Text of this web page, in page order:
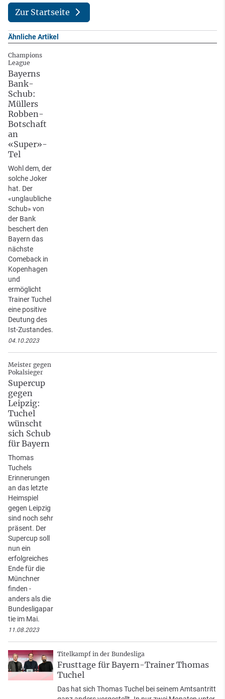
Zur Startseite
Ähnliche Artikel
Champions
League
Bayerns
Bank-
Schub:
Müllers
Robben-
Botschaft
an
«Super»-
Tel
Wohl dem, der
solche Joker
hat. Der
«unglaubliche
Schub» von
der Bank
beschert den
Bayern das
nächste
Comeback in
Kopenhagen
und
ermöglicht
Trainer Tuchel
eine positive
Deutung des
Ist-Zustandes.
04.10.2023
Meister gegen
Pokalsieger
Supercup
gegen
Leipzig:
Tuchel
wünscht
sich Schub
für Bayern
Thomas
Tuchels
Erinnerungen
an das letzte
Heimspiel
gegen Leipzig
sind noch sehr
präsent. Der
Supercup soll
nun ein
erfolgreiches
Ende für die
Münchner
finden -
anders als die
Bundesligapar
tie im Mai.
11.08.2023
Titelkampf in der Bundesliga
Frusttage für Bayern-Trainer Thomas
Tuchel
Das hat sich Thomas Tuchel bei seinem Amtsantritt